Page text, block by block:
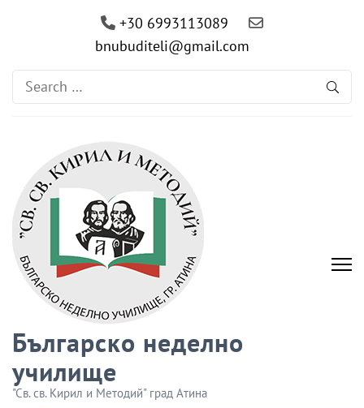
+30 6993113089
bnubuditeli@gmail.com
Search
for:
Българско неделно
училище
"Св. св. Кирил и Методий" град Атина